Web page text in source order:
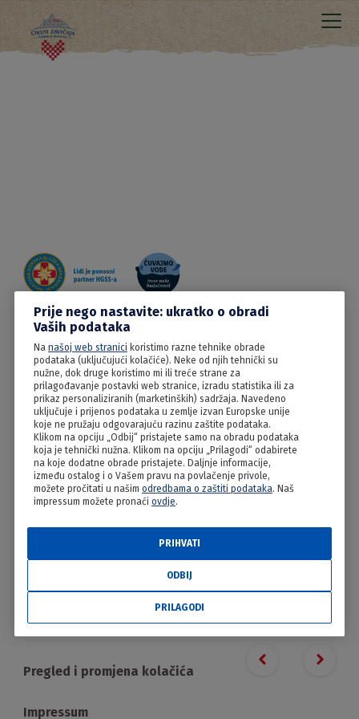
12.06.2022
Ragu od junetine s okruglicama
od krumpira
Previous slide
Next
Pregled i promjena kolačića
Impressum
Prije nego nastavite: ukratko o obradi
Vaših podataka
Na našoj web stranici koristimo razne tehnike obrade
podataka (uključujući kolačiće). Neke od njih tehnički su
nužne, dok druge koristimo mi ili treće strane za
prilagođavanje postavki web stranice, izradu statistika ili za
prikaz personaliziranih (marketinških) sadržaja. Navedeno
uključuje i prijenos podataka u zemlje izvan Europske unije
koje ne pružaju odgovarajuću razinu zaštite podataka.
Klikom na opciju „Odbij“ pristajete samo na obradu podataka
koja je tehnički nužna. Klikom na opciju „Prilagodi“ odabirete
na koje dodatne obrade pristajete. Daljnje informacije,
između ostalog i o Vašem pravu na povlačenje privole,
možete pročitati u našim odredbama o zaštiti podataka. Naš
impressum možete pronaći ovdje.
ODBIJ
PRIHVATI
PRILAGODI